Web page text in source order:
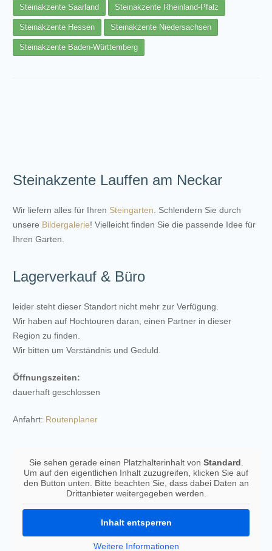
Steinakzente Saarland Steinakzente Rheinland-Pfalz
Steinakzente Hessen Steinakzente Niedersachsen
Steinakzente Baden-Württemberg
Steinakzente Lauffen am Neckar
Wir liefern alles für Ihren Steingarten . Schlendern Sie durch
unsere Bildergalerie! Vielleicht finden Sie die passende Idee für
Ihren Garten.
Lagerverkauf & Büro
leider steht dieser Standort nicht mehr zur Verfügung.
Wir haben auf Hochtouren daran, einen Partner in dieser
Region zu finden.
Wir bitten um Verständnis und Geduld.
Öffnungszeiten:
dauerhaft geschlossen
Anfahrt: Routenplaner
Sie sehen gerade einen Platzhalterinhalt von Standard
Um auf den eigentlichen Inhalt zuzugreifen, klicken Sie auf
den Button unten. Bitte beachten Sie, dass dabei Daten an
Drittanbieter weitergegeben werden.
Inhalt entsperren
Weitere Informationen